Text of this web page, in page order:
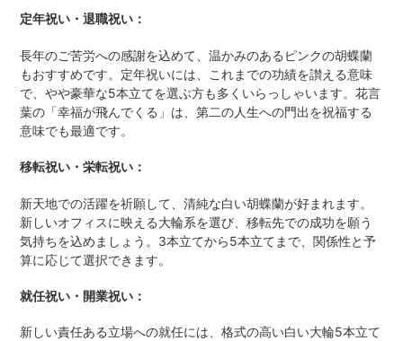
定年祝い・退職祝い：
長年のご苦労への感謝を込めて、温かみのあるピンクの胡蝶蘭
もおすすめです。定年祝いには、これまでの功績を讃える意味
で、やや豪華な5本立てを選ぶ方も多くいらっしゃいます。花言
葉の「幸福が飛んでくる」は、第二の人生への門出を祝福する
意味でも最適です。
移転祝い・栄転祝い：
新天地での活躍を祈願して、清純な白い胡蝶蘭が好まれます。
新しいオフィスに映える大輪系を選び、移転先での成功を願う
気持ちを込めましょう。3本立てから5本立てまで、関係性と予
算に応じて選択できます。
就任祝い・開業祝い：
新しい責任ある立場への就任には、格式の高い白い大輪5本立て